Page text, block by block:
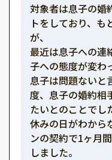
対象者は息子の婚
トをしており、
が、
最近は息子への連
子への態度が変わ
息子は問題ないと
度、息子の婚約相
たいとのことでし
休みの日がわから
ンの契約で1ヶ月
しました。